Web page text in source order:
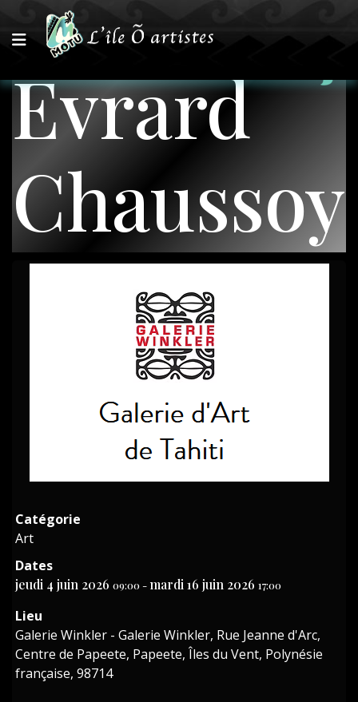
Evrard
Chaussoy
Catégorie
Art
Dates
jeudi 4 juin 2026 09:00- mardi 16 juin 2026 17:00
Lieu
Galerie Winkler - Galerie Winkler, Rue Jeanne d'Arc,
Centre de Papeete, Papeete, Îles du Vent, Polynésie
française, 98714